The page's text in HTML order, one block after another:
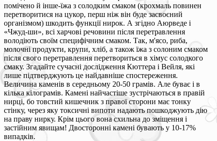
помічено й інше-їжа з солодким смаком (крохмаль повинен
перетворитися на цукор, перш ніж він буде засвоєний
організмом) шкодить функції нирок. А згідно Аюрведе і
«Чжуд-ши», всі харчові речовини після перетравлення
володіють своїм специфічним смаком. Так, м'ясо, риба,
молочні продукти, крупи, хліб, а також їжа з солоним смаком
після свого перетравлення перетвориться в хімус солодкого
смаку. Згадайте сучасні дослідження Кюттера і Вейля, які
лише підтверджують це найдавніше спостереження.
Величина каменів в середньому 20-50 грамів. Але буває і в
кілька кілограмів. Камені найчастіше зустрічаються в правій
нирці, бо товстий кишечник з правої сторони має тонку
стінку, через яку токсичні випоти надають пошкоджують дію
на праву нирку. Крім цього вона схильна до зміщення і
застійним явищам! Двосторонні камені бувають у 10-17%
випадків.